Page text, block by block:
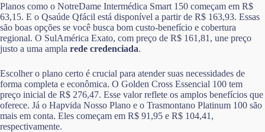
Planos como o NotreDame Intermédica Smart 150 começam em R$
63,15. E o Qsaúde Qfácil está disponível a partir de R$ 163,93. Essas
são boas opções se você busca bom custo-benefício e cobertura
regional. O SulAmérica Exato, com preço de R$ 161,81, une preço
justo a uma ampla rede credenciada.
Escolher o plano certo é crucial para atender suas necessidades de
forma completa e econômica. O Golden Cross Essencial 100 tem
preço inicial de R$ 276,47. Esse valor reflete os amplos benefícios que
oferece. Já o Hapvida Nosso Plano e o Trasmontano Platinum 100 são
mais em conta. Eles começam em R$ 91,95 e R$ 104,41,
respectivamente.